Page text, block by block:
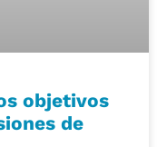
objetivos
de